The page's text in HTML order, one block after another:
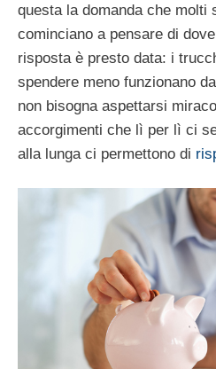
questa la domanda che molti
cominciano a pensare di
risposta è presto data: i
spendere meno funzionano
non bisogna aspettarsi
accorgimenti che lì per lì ci
alla lunga ci permettono di